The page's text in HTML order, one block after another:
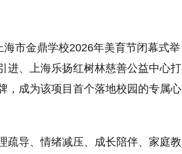
海市金鼎学校2026年美育节闭幕式举
进、上海乐扬红树林慈善公益中心打
，成为该项目首个落地校园的专属心
疏导、情绪减压、成长陪伴、家庭教